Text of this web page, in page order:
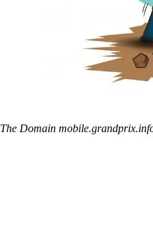
The Domain